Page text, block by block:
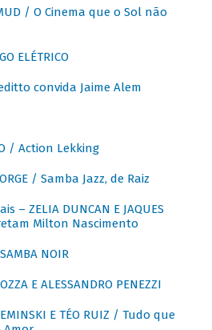
/ O Cinema que o Sol não
ELÉTRICO
convida Jaime Alem
/ Action Lekking
/ Samba Jazz, de Raiz
– ZELIA DUNCAN E JAQUES
Milton Nascimento
NOIR
E ALESSANDRO PENEZZI
E TÉO RUIZ / Tudo que